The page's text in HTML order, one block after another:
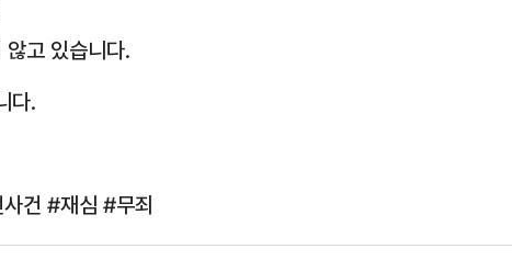
않고 있습니다.
다.
건 #재심 #무죄